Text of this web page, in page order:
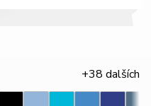
+38 dalších